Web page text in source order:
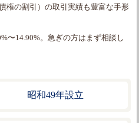
権の割引）の取引実績も豊富な手形
〜14.90%。急ぎの方はまず相談し
昭和49年設立